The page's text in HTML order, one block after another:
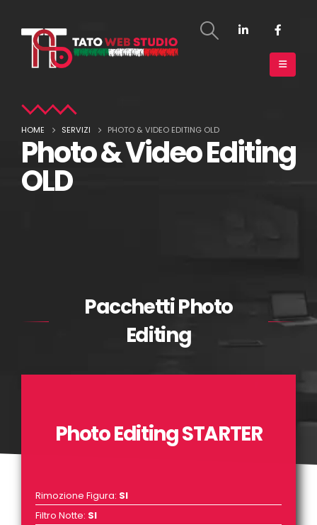
HOME SERVIZI PHOTO & VIDEO EDITING OLD
Photo & Video Editing
OLD
Pacchetti Photo
Editing
Photo Editing STARTER
Rimozione Figura: SI
Filtro Notte: SI